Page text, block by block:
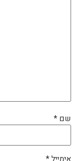
שם *